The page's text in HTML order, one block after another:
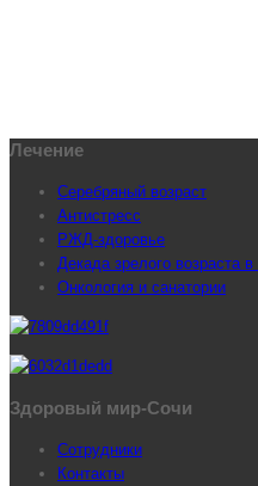
Лечение
Серебряный возраст
Антистресс
РЖД-здоровье
Декада зрелого возраста
Онкология и санатории
Здоровый мир-Сочи
Сотрудники
Контакты